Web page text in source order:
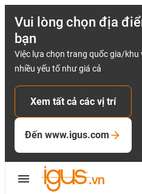
Vui lòng chọn địa
bạn
Việc lựa chọn trang quốc gia/khu
nhiều yếu tố như giá cả
Xem tất cả các vị trí
Đến www.igus.com